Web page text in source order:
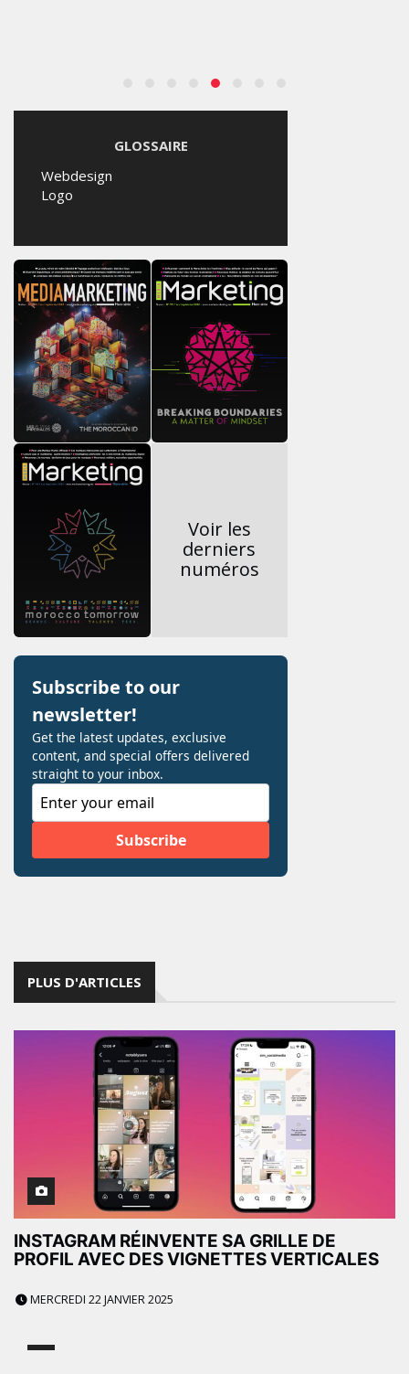
GLOSSAIRE
Webdesign
Logo
Voir les
derniers
numéros
PLUS D'ARTICLES
INSTAGRAM RÉINVENTE SA GRILLE DE
PROFIL AVEC DES VIGNETTES VERTICALES
MERCREDI 22 JANVIER 2025